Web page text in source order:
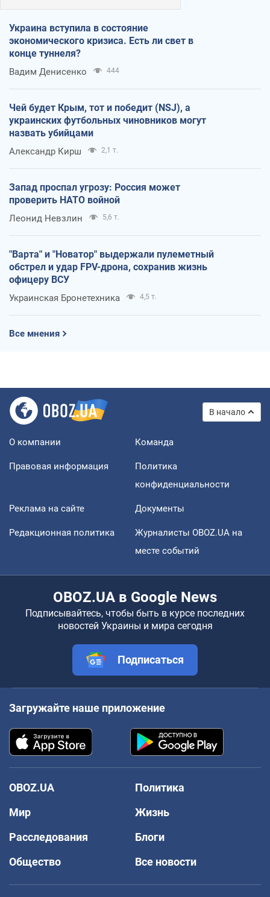
Украина вступила в состояние
экономического кризиса. Есть ли свет в
конце туннеля?
Вадим Денисенко 444
Чей будет Крым, тот и победит (NSJ), а
украинских футбольных чиновников могут
назвать убийцами
Александр Кирш 2,1 т.
Запад проспал угрозу: Россия может
проверить НАТО войной
Леонид Невзлин 5,6 т.
"Варта" и "Новатор" выдержали пулеметный
обстрел и удар FPV-дрона, сохранив жизнь
офицеру ВСУ
Украинская Бронетехника 4,5 т.
Все мнения
В начало
О компании Команда
Правовая информация
Политика
конфиденциальности
Реклама на сайте Документы
Редакционная политика
Журналисты OBOZ.UA на
месте событий
OBOZ.UA в Google News
Подписывайтесь, чтобы быть в курсе последних
новостей Украины и мира сегодня
Подписаться
Загружайте наше приложение
OBOZ.UA
Политика
Мир
Жизнь
Расследования
Блоги
Общество
Все новости